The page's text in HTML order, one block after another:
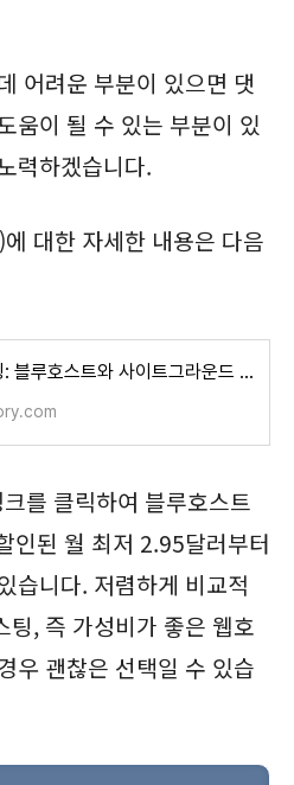
어려운 부분이 있으면 댓
움이 될 수 있는 부분이 있
력하겠습니다.
대한 자세한 내용은 다음
해외 호스팅: 블루호스트와 사이트그라운드 비교
를 클릭하여 블루호스트
인된 월 최저 2.95달러부터
습니다. 저렴하게 비교적
팅, 즉 가성비가 좋은 웹호
우 괜찮은 선택일 수 있습